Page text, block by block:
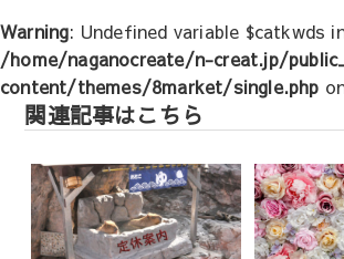
ー
シ
ョ
ン
Warning: Undefined variable $catkwds
/home/naganocreate/n-creat.jp/
content/themes/8market/single.php
関連記事はこちら